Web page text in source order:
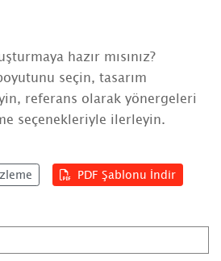
hazır mısınız?
seçin, tasarım
referans olarak yönergeleri
seçenekleriyle ilerleyin.
PDF Şablonu İndir